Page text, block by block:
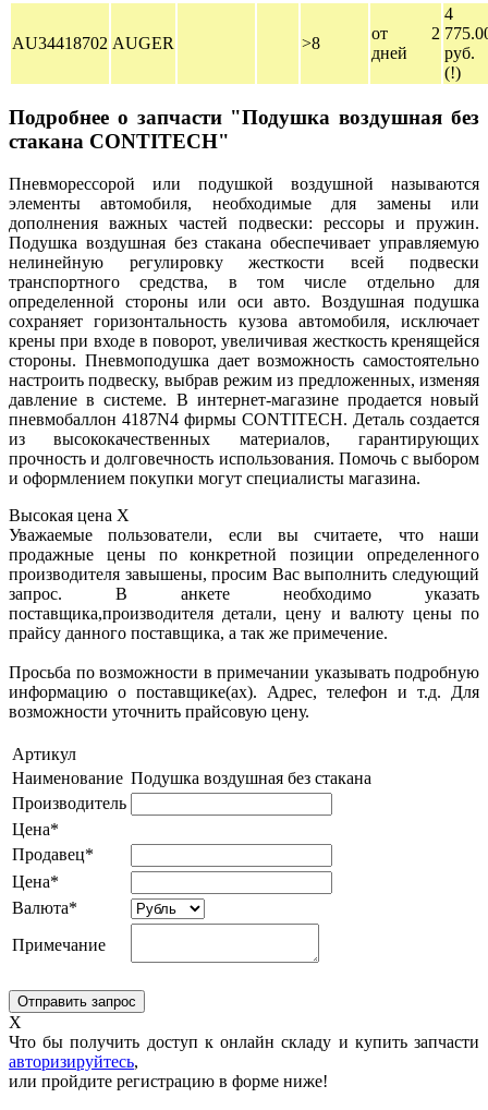
AU34418702 AUGER >8
от 2
дней
4
руб.
(!)
Подробнее о запчасти "Подушка воздушная без
стакана CONTITECH"
Пневморессорой или подушкой воздушной называются
элементы автомобиля, необходимые для замены или
дополнения важных частей подвески: рессоры и пружин.
Подушка воздушная без стакана обеспечивает управляемую
нелинейную регулировку жесткости всей подвески
транспортного средства, в том числе отдельно для
определенной стороны или оси авто. Воздушная подушка
сохраняет горизонтальность кузова автомобиля, исключает
крены при входе в поворот, увеличивая жесткость кренящейся
стороны. Пневмоподушка дает возможность самостоятельно
настроить подвеску, выбрав режим из предложенных, изменяя
давление в системе. В интернет-магазине продается новый
пневмобаллон 4187N4 фирмы CONTITECH. Деталь создается
из высококачественных материалов, гарантирующих
прочность и долговечность использования. Помочь с выбором
и оформлением покупки могут специалисты магазина.
Высокая цена X
Уважаемые пользователи, если вы считаете, что наши
продажные цены по конкретной позиции определенного
производителя завышены, просим Вас выполнить следующий
запрос. В анкете необходимо указать
поставщика,производителя детали, цену и валюту цены по
прайсу данного поставщика, а так же примечение.
Просьба по возможности в примечании указывать подробную
информацию о поставщике(ах). Адрес, телефон и т.д. Для
возможности уточнить прайсовую цену.
Артикул
Наименование Подушка воздушная без стакана
Производитель
Цена*
Продавец*
Цена*
Валюта*
Примечание
X
Что бы получить доступ к онлайн складу и купить запчасти
авторизируйтесь,
или пройдите регистрацию в форме ниже!